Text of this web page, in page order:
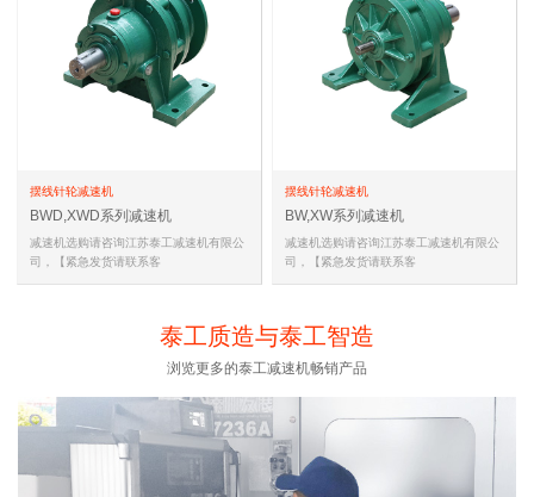
摆线针轮减速机
BWD,XWD系列减速机
减速机选购请咨询江苏泰工减速机有限公
司，【紧急发货请联系客
摆线针轮减速机
BW,XW系列减速机
减速机选购请咨询江苏泰工减速机有限公
司，【紧急发货请联系客
泰工质造与泰工智造
浏览更多的泰工减速机畅销产品